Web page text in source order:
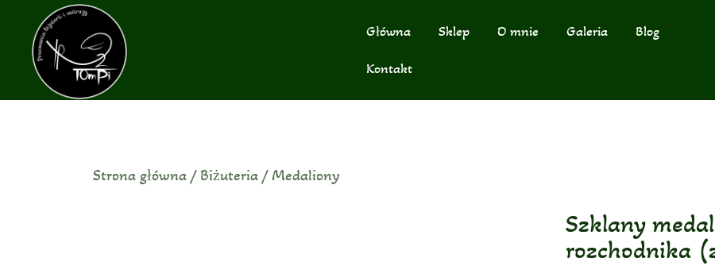
treści
Główna Sklep O mnie Galeria Blog
Kontakt
Strona główna / Biżuteria / Medaliony
Szklany
rozchodnika